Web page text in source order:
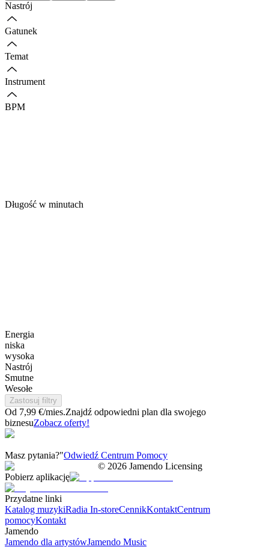
Nastrój
Gatunek
Temat
Instrument
BPM
Długość w minutach
Energia
niska
wysoka
Nastrój
Smutne
Wesołe
Zastosuj filtry
Od 7,99 €/mies.Znajdź odpowiedni plan dla swojego
biznesuZobacz oferty!
Masz pytania?"Odwiedź Centrum Pomocy
© 2026 Jamendo Licensing
Pobierz aplikację
Przydatne linki
Katalog muzykiRadia In-storeCennikKontaktCentrum
pomocyKontakt
Jamendo
Jamendo dla artystówJamendo Music